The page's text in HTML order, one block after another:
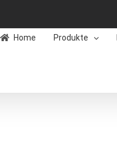
Home Produkte